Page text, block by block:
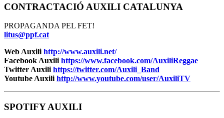
CONTRACTACIÓ AUXILI CATALUNYA
PROPAGANDA PEL FET!
litus@ppf.cat
Web Auxili http://www.auxili.net/
Facebook Auxili https://www.facebook.com/AuxiliReggae
Twitter Auxili https://twitter.com/Auxili_Band
Youtube Auxili http://www.youtube.com/user/AuxiliTV
SPOTIFY AUXILI